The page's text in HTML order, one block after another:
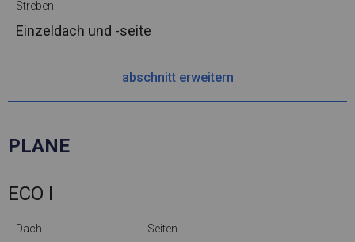
Streben
Einzeldach und -seite
abschnitt erweitern
PLANE
ECO I
Dach Seiten